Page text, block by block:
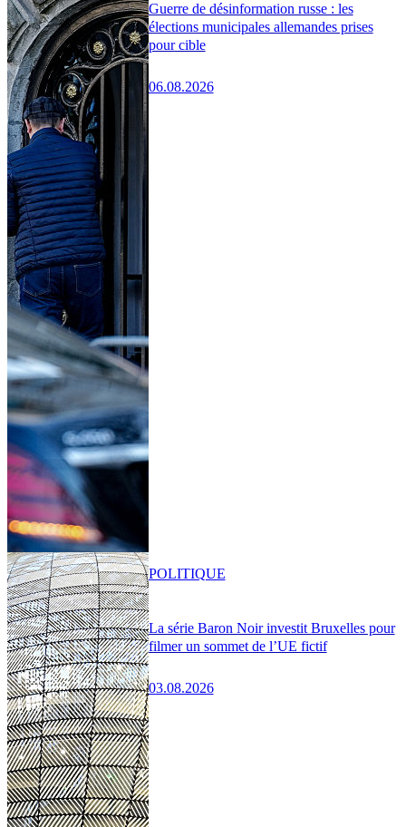
Guerre de désinformation russe : les
élections municipales allemandes prises
pour cible
06.08.2026
La série Baron Noir investit Bruxelles pour
filmer un sommet de l’UE fictif
03.08.2026
POLITIQUE